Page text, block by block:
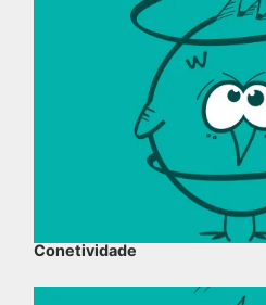
Conetividade